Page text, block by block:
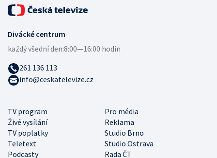
TV program
Pro média
Živé vysílání
Reklama
TV poplatky
Studio Brno
Teletext
Studio Ostrava
Podcasty
Rada ČT
Divácké centrum
každý všední den:8:00—16:00 hodin
261 136 113
info@ceskatelevize.cz